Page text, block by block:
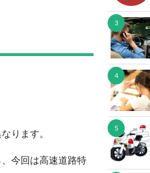
ります。
今回は高速道路特